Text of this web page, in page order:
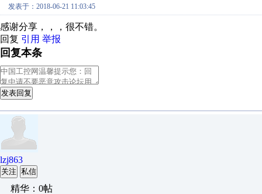
发表于：2018-06-21 11:03:45
感谢分享，，，很不错。
回复 引用 举报
回复本条
发表回复
lzj863
关注 私信
精华：0帖